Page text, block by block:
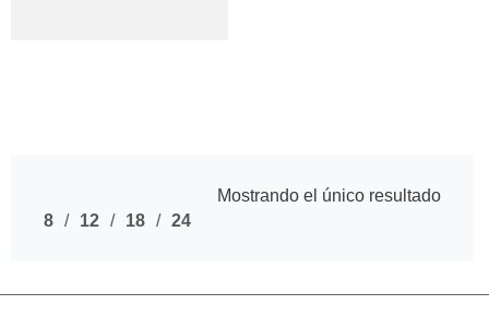
Mostrando el único resultado
8
12 18 24